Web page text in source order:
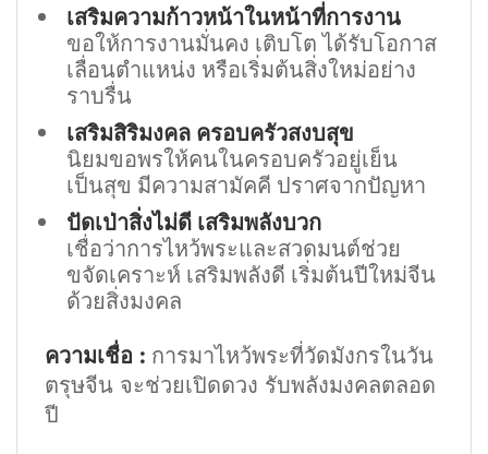
เสริมความก้าวหน้าในหน้าที่การงาน
ขอให้การงานมั่นคง เติบโต ได้รับโอกาส
เลื่อนตำแหน่ง หรือเริ่มต้นสิ่งใหม่อย่าง
ราบรื่น
เสริมสิริมงคล ครอบครัวสงบสุข
นิยมขอพรให้คนในครอบครัวอยู่เย็น
เป็นสุข มีความสามัคคี ปราศจากปัญหา
ปัดเป่าสิ่งไม่ดี เสริมพลังบวก
เชื่อว่าการไหว้พระและสวดมนต์ช่วย
ขจัดเคราะห์ เสริมพลังดี เริ่มต้นปีใหม่จีน
ด้วยสิ่งมงคล
ความเชื่อ : การมาไหว้พระที่วัดมังกรในวัน
ตรุษจีน จะช่วยเปิดดวง รับพลังมงคลตลอด
ปี